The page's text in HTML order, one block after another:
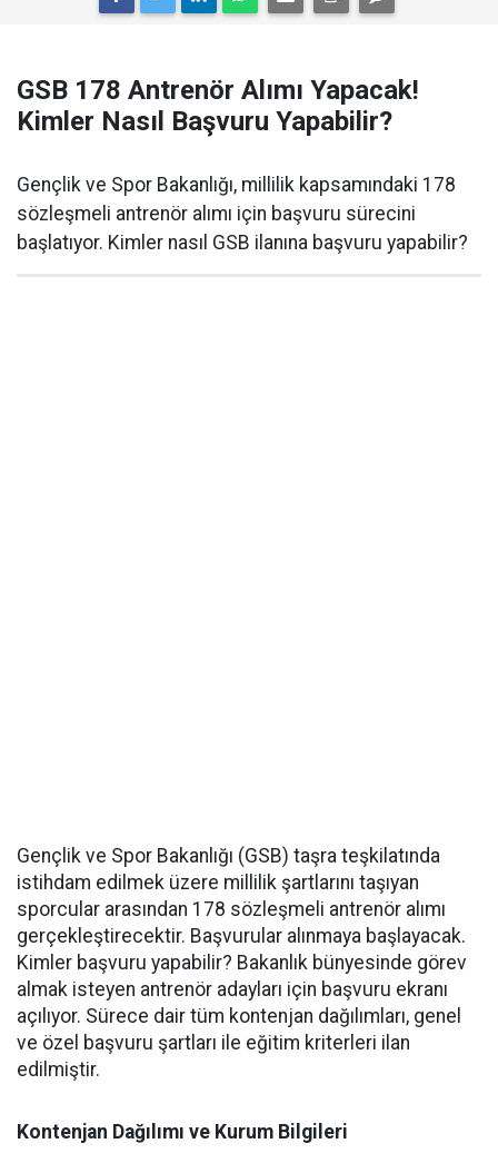
GSB 178 Antrenör Alımı Yapacak!
Kimler Nasıl Başvuru Yapabilir?
Gençlik ve Spor Bakanlığı, millilik kapsamındaki 178
sözleşmeli antrenör alımı için başvuru sürecini
başlatıyor. Kimler nasıl GSB ilanına başvuru yapabilir?
Gençlik ve Spor Bakanlığı (GSB) taşra teşkilatında
istihdam edilmek üzere millilik şartlarını taşıyan
sporcular arasından 178 sözleşmeli antrenör alımı
gerçekleştirecektir. Başvurular alınmaya başlayacak.
Kimler başvuru yapabilir? Bakanlık bünyesinde görev
almak isteyen antrenör adayları için başvuru ekranı
açılıyor. Sürece dair tüm kontenjan dağılımları, genel
ve özel başvuru şartları ile eğitim kriterleri ilan
edilmiştir.
Kontenjan Dağılımı ve Kurum Bilgileri